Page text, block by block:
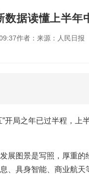
数据读懂上半年
作者： 来源：人民日报
”开局之年已过半程，上
展图景是写照，厚重的
、具身智能、商业航天